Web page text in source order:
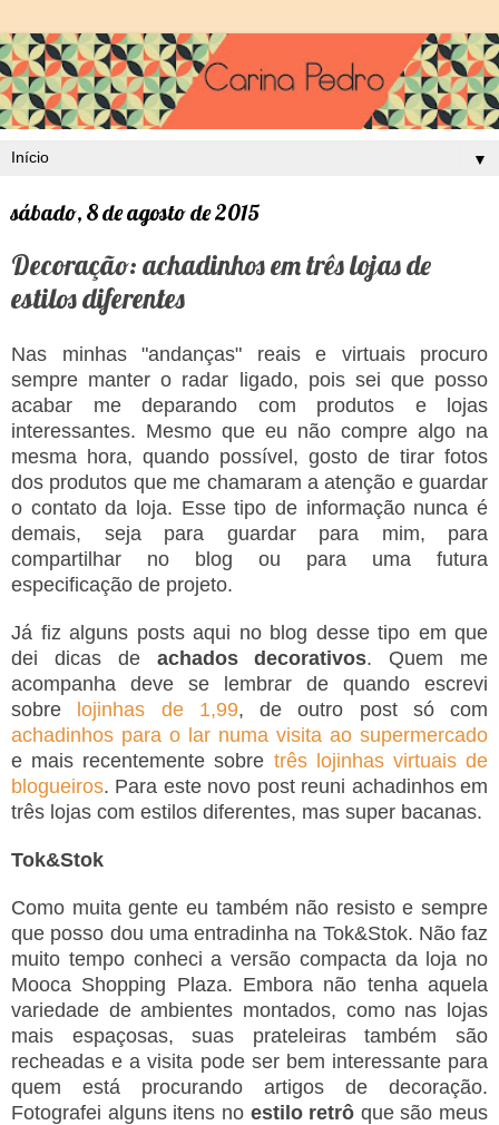
▼
sábado, 8 de agosto de 2015
Decoração: achadinhos em três lojas de
estilos diferentes
Nas minhas "andanças" reais e virtuais procuro
sempre manter o radar ligado, pois sei que posso
acabar me deparando com produtos e lojas
interessantes. Mesmo que eu não compre algo na
mesma hora, quando possível, gosto de tirar fotos
dos produtos que me chamaram a atenção e guardar
o contato da loja. Esse tipo de informação nunca é
demais, seja para guardar para mim, para
compartilhar no blog ou para uma futura
especificação de projeto.
Já fiz alguns posts aqui no blog desse tipo em que
dei dicas de achados decorativos. Quem me
acompanha deve se lembrar de quando escrevi
sobre lojinhas de 1,99, de outro post só com
achadinhos para o lar numa visita ao supermercado
e mais recentemente sobre três lojinhas virtuais de
blogueiros. Para este novo post reuni achadinhos em
três lojas com estilos diferentes, mas super bacanas.
Tok&Stok
Como muita gente eu também não resisto e sempre
que posso dou uma entradinha na Tok&Stok. Não faz
muito tempo conheci a versão compacta da loja no
Mooca Shopping Plaza. Embora não tenha aquela
variedade de ambientes montados, como nas lojas
mais espaçosas, suas prateleiras também são
recheadas e a visita pode ser bem interessante para
quem está procurando artigos de decoração.
Fotografei alguns itens no estilo retrô que são meus